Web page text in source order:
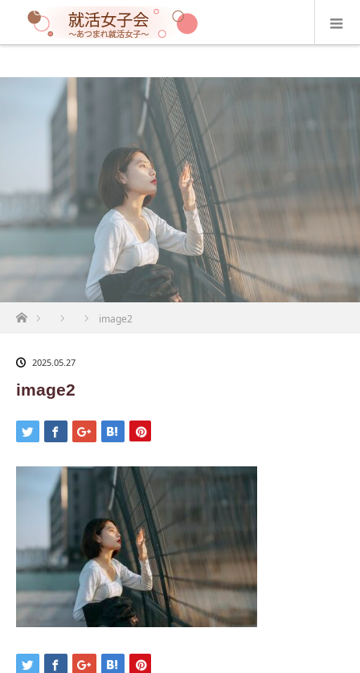
ホーム image2
2025.05.27
image2